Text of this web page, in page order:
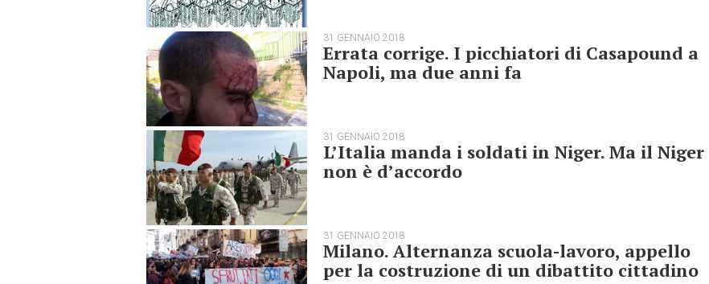
31 GENNAIO 2018
Errata corrige. I picchiatori di Casapound a
Napoli, ma due anni fa
31 GENNAIO 2018
L’Italia manda i soldati in Niger. Ma il Niger
non è d’accordo
31 GENNAIO 2018
Milano. Alternanza scuola-lavoro, appello
per la costruzione di un dibattito cittadino